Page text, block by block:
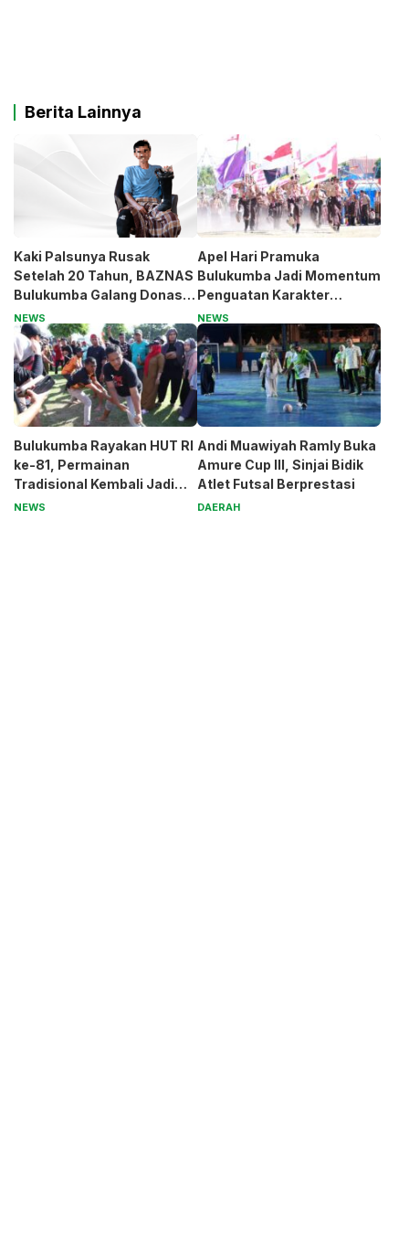
Berita Lainnya
Kaki Palsunya Rusak
Setelah 20 Tahun, BAZNAS
Bulukumba Galang Donasi
untuk Pak Pardi
NEWS
Apel Hari Pramuka
Bulukumba Jadi Momentum
Penguatan Karakter
Generasi Muda
NEWS
Bulukumba Rayakan HUT RI
ke-81, Permainan
Tradisional Kembali Jadi
Magnet
NEWS
Andi Muawiyah Ramly Buka
Amure Cup III, Sinjai Bidik
Atlet Futsal Berprestasi
DAERAH